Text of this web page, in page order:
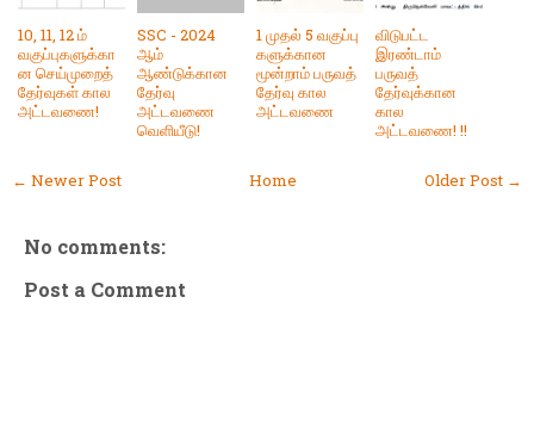
10, 11, 12 ம்
வகுப்புகளுக்கா
ன செய்முறைத்
தேர்வுகள் கால
அட்டவணை!
SSC - 2024
ஆம்
ஆண்டுக்கான
தேர்வு
அட்டவணை
வெளியீடு!
1 முதல் 5 வகுப்பு
களுக்கான
மூன்றாம் பருவத்
தேர்வு கால
அட்டவணை
விடுபட்ட
இரண்டாம்
பருவத்
தேர்வுக்கான
கால
அட்டவணை! !!
← Newer Post Older Post →
Home
No comments:
Post a Comment